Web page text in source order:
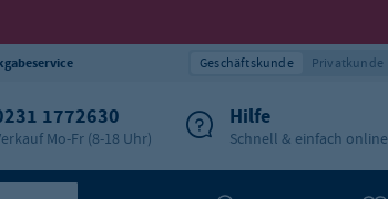
Geschäftskunde Privatkunde
1772630
Mo-Fr (8-18 Uhr)
Hilfe
Schnell & einfach online